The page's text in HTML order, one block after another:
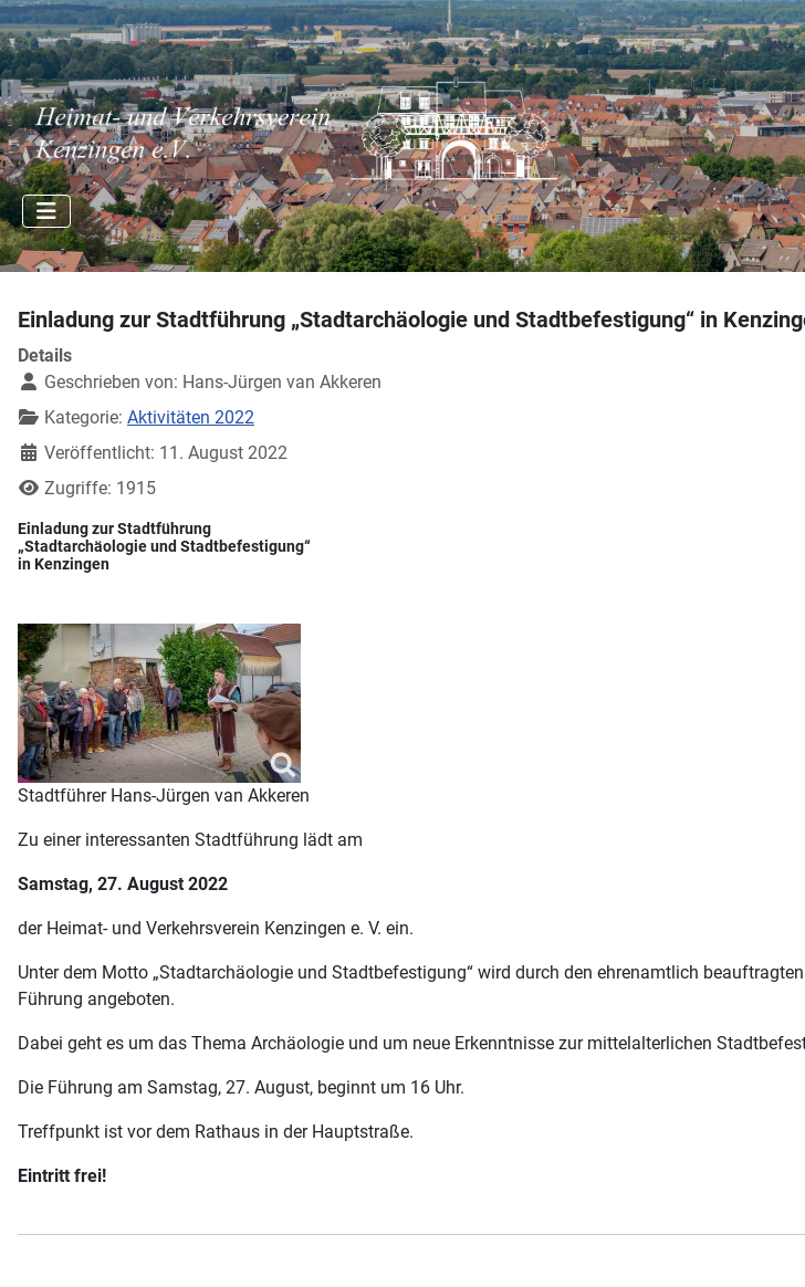
Einladung zur Stadtführung „Stadtarchäologie und Stadtbefestigung“ in
Details
Geschrieben von: Hans-Jürgen van Akkeren
Kategorie: Aktivitäten 2022
Veröffentlicht: 11. August 2022
Zugriffe: 1915
Einladung zur Stadtführung
„Stadtarchäologie und Stadtbefestigung“
in Kenzingen
Stadtführer Hans-Jürgen van Akkeren
Zu einer interessanten Stadtführung lädt am
Samstag, 27. August 2022
der Heimat- und Verkehrsverein Kenzingen e. V. ein.
Unter dem Motto „Stadtarchäologie und Stadtbefestigung“ wird durch den ehrenamtlich
Führung angeboten.
Dabei geht es um das Thema Archäologie und um neue Erkenntnisse zur mittelalterlichen
Die Führung am Samstag, 27. August, beginnt um 16 Uhr.
Treffpunkt ist vor dem Rathaus in der Hauptstraße.
Eintritt frei!